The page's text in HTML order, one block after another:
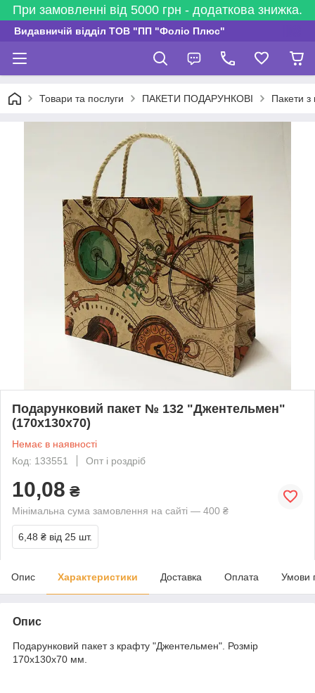
При замовленні від 5000 грн - додаткова знижка.
Видавничій відділ ТОВ "ПП "Фоліо Плюс"
Товари та послуги ПАКЕТИ ПОДАРУНКОВІ Пакети з
Подарунковий пакет № 132 "Джентельмен"
(170х130х70)
Немає в наявності
Код: 133551
Опт і роздріб
10,08 ₴
Мінімальна сума замовлення на сайті — 400 ₴
6,48 ₴ від 25 шт.
Опис Характеристики Доставка Оплата Умови
Опис
Подарунковий пакет з крафту "Джентельмен". Розмір
170х130х70 мм.